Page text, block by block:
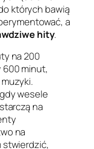
których bawią
a
hity.
na 200
600 minut,
wesele
na
na
stwierdzić,